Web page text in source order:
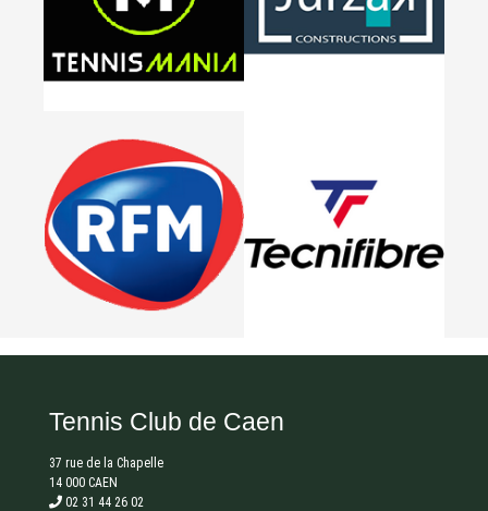
Tennis Club de Caen
37 rue de la Chapelle
14 000 CAEN
02 31 44 26 02